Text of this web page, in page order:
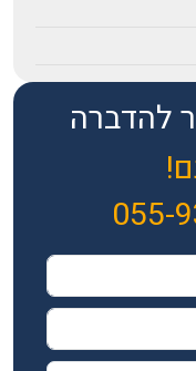
להדברה
055-